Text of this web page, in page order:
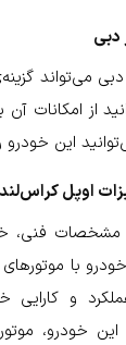
دبی
می‌تواند
از امکانات
این خودرو
اوپل کراس‌لند
مشخصات فنی،
با موتورهای
و کارایی